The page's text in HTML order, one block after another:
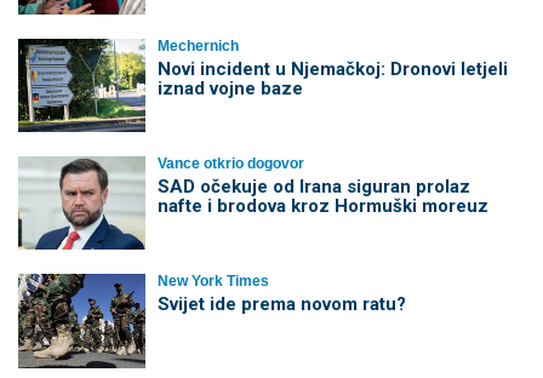
Mechernich
Novi incident u Njemačkoj: Dronovi letjeli
iznad vojne baze
Vance otkrio dogovor
SAD očekuje od Irana siguran prolaz
nafte i brodova kroz Hormuški moreuz
New York Times
Svijet ide prema novom ratu?